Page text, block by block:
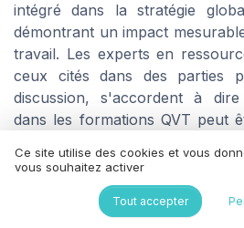
intégré dans la stratégie
démontrant un impact
travail. Les experts en
ceux cités dans des parties
discussion, s'accordent à
dans les formations QVT peut
entre la formation en présentiel
être financée partiellement
Ce site utilise des cookies et vous
vous souhaitez activer
Tout accepter